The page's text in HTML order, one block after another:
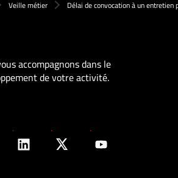
Veille métier Délai de convocation à un
accompagnons dans le
de votre activité.